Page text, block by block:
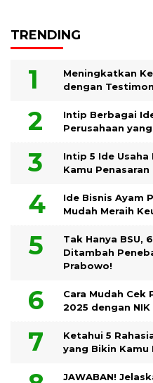
TRENDING
Meningkatkan
dengan
Intip Berbagai
Perusahaan
Intip 5 Ide
Kamu Penasaran
Ide Bisnis Ayam
Mudah Meraih
Tak Hanya BSU,
Ditambah
Prabowo!
Cara Mudah Cek
2025 dengan NIK
Ketahui 5
yang Bikin Kamu
JAWABAN!